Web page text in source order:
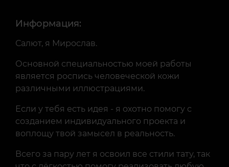
Информация:
Салют, я Мирослав.
Основной специальностью моей работы
является роспись человеческой кожи
различными иллюстрациями.
Если у тебя есть идея - я охотно помогу с
созданием индивидуального проекта и
воплощу твой замысел в реальность.
Всего за пару лет я освоил все стили тату, так